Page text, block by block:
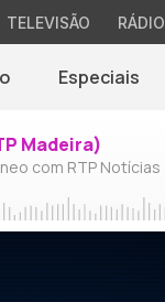
TELEVISÃO RÁDIO
Especiais
Madeira)
com RTP Notícias